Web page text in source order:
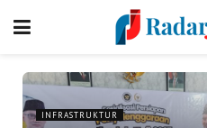
INFRASTRUKTUR